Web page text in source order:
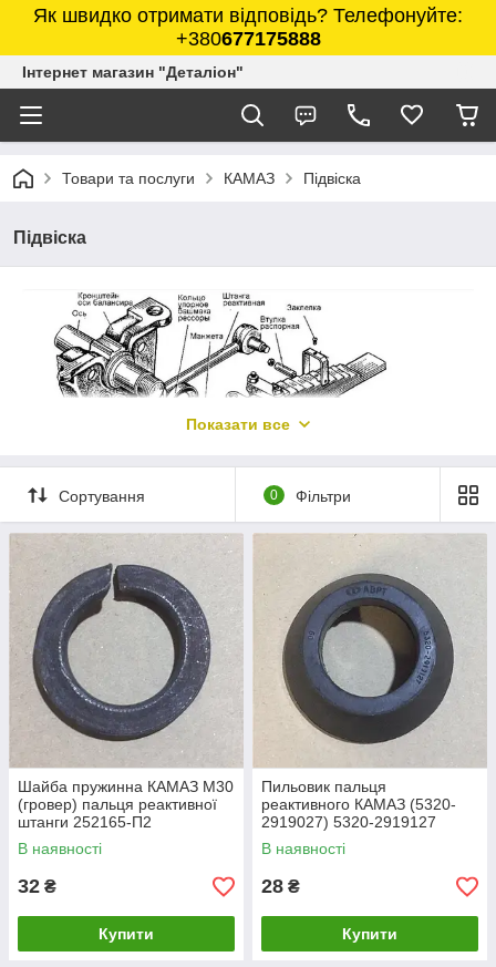
Як швидко отримати відповідь? Телефонуйте:
+380677175888
Інтернет магазин "Деталіон"
Товари та послуги КАМАЗ Підвіска
Підвіска
Показати все
Сортування 0 Фільтри
Шайба пружинна КАМАЗ М30
(гровер) пальця реактивної
штанги 252165-П2
В наявності
32 ₴
Купити
Пильовик пальця
реактивного КАМАЗ (5320-
2919027) 5320-2919127
В наявності
28 ₴
Купити